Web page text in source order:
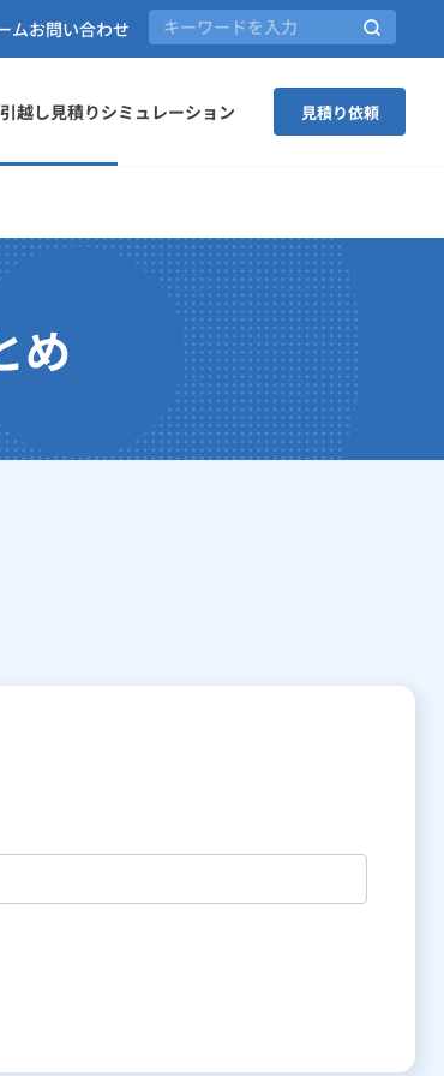
引越し見積りシミュレーション 見積り依頼
ムお問い合わせ
め